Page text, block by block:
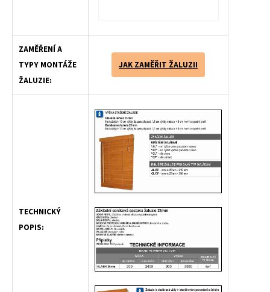
ZAMĚŘENÍ A
TYPY MONTÁŽE
ŽALUZIE:
JAK ZAMĚŘIT ŽALUZII
TECHNICKÝ
POPIS: